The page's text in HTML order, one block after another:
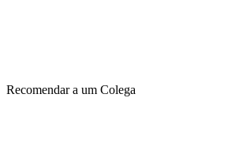
Recomendar a um Colega